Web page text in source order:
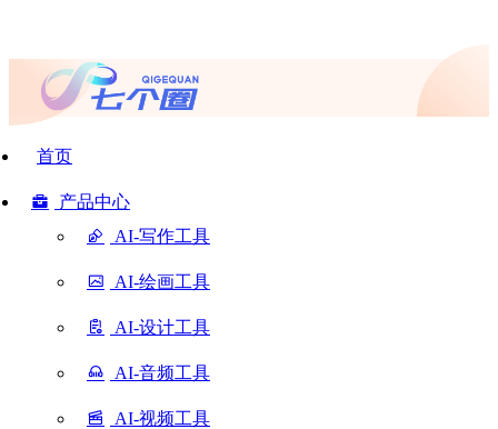
首页
产品中心
AI-写作工具
AI-绘画工具
AI-设计工具
AI-音频工具
AI-视频工具